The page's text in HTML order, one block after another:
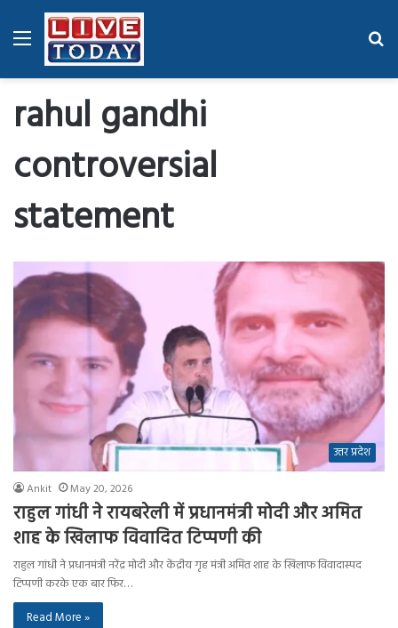
Menu
rahul gandhi
controversial
statement
उत्तर प्रदेश
Ankit May 20, 2026
राहुल गांधी ने रायबरेली में प्रधानमंत्री मोदी और अमित
शाह के खिलाफ विवादित टिप्पणी की
राहुल गांधी ने प्रधानमंत्री नरेंद्र मोदी और केंद्रीय गृह मंत्री अमित शाह के खिलाफ विवादास्पद
टिप्पणी करके एक बार फिर…
Read More »